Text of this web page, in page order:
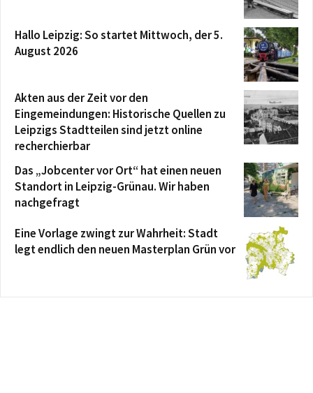
Hallo Leipzig: So startet Mittwoch, der 5.
August 2026
Akten aus der Zeit vor den
Eingemeindungen: Historische Quellen zu
Leipzigs Stadtteilen sind jetzt online
recherchierbar
Das „Jobcenter vor Ort“ hat einen neuen
Standort in Leipzig-Grünau. Wir haben
nachgefragt
Eine Vorlage zwingt zur Wahrheit: Stadt
legt endlich den neuen Masterplan Grün vor